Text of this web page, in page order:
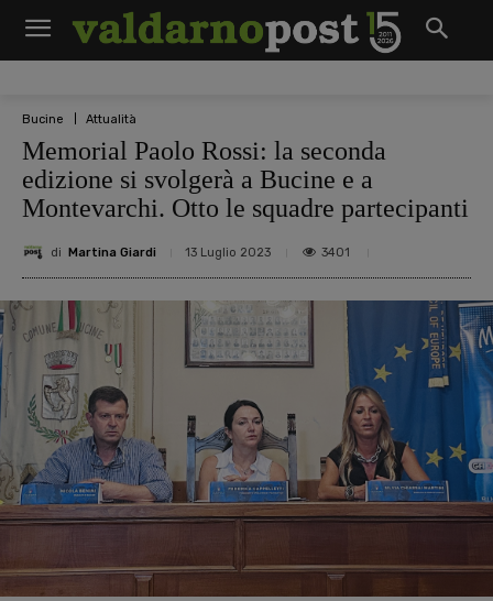
Bucine Attualità
Memorial Paolo Rossi: la seconda
edizione si svolgerà a Bucine e a
Montevarchi. Otto le squadre partecipanti
di Martina Giardi 13 Luglio 2023 3401